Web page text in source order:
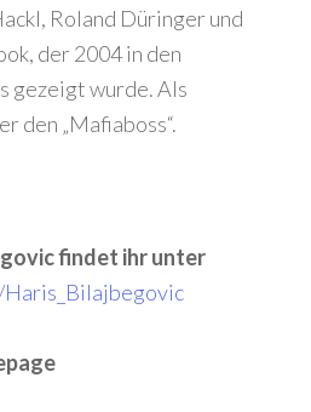
Roland Düringer und
der 2004 in den
gezeigt wurde. Als
den „Mafiaboss“.
findet ihr unter